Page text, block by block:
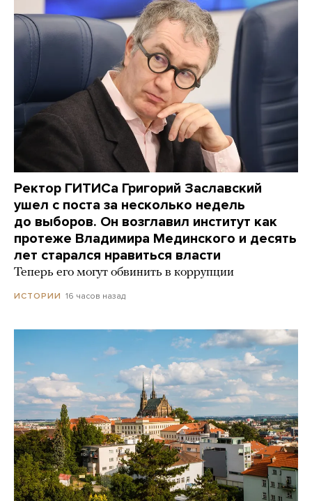
Ректор ГИТИСа Григорий Заславский
ушел с поста за несколько недель
до выборов. Он возглавил институт как
протеже Владимира Мединского и десять
лет старался нравиться власти
Теперь его могут обвинить в коррупции
ИСТОРИИ 16 часов назад